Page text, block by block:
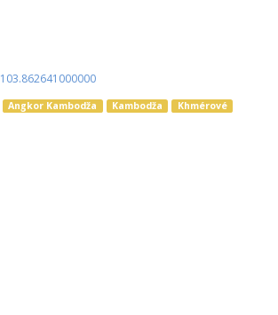
103.862641000000
Angkor Kambodža Kambodža
Khmérové